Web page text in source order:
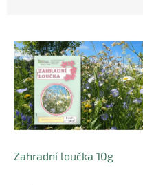
pp
p
Zahradní loučka 10g